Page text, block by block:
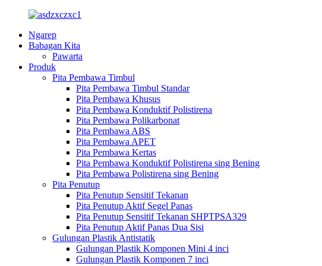
Ngarep
Babagan Kita
Pawarta
Produk
Pita Pembawa Timbul
Pita Pembawa Timbul Standar
Pita Pembawa Khusus
Pita Pembawa Konduktif Polistirena
Pita Pembawa Polikarbonat
Pita Pembawa ABS
Pita Pembawa APET
Pita Pembawa Kertas
Pita Pembawa Konduktif Polistirena sing Bening
Pita Pembawa Polistirena sing Bening
Pita Penutup
Pita Penutup Sensitif Tekanan
Pita Penutup Aktif Segel Panas
Pita Penutup Sensitif Tekanan SHPTPSA329
Pita Penutup Aktif Panas Dua Sisi
Gulungan Plastik Antistatik
Gulungan Plastik Komponen Mini 4 inci
Gulungan Plastik Komponen 7 inci